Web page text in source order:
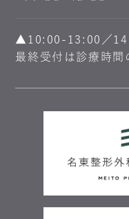
▲10:00-13:00／
最終受付は診療時